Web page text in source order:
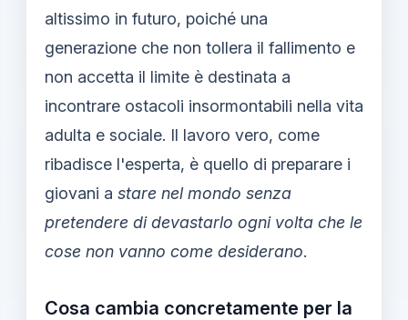
altissimo in futuro, poiché una
generazione che non tollera il fallimento e
non accetta il limite è destinata a
incontrare ostacoli insormontabili nella vita
adulta e sociale. Il lavoro vero, come
ribadisce l'esperta, è quello di preparare i
giovani a stare nel mondo senza
pretendere di devastarlo ogni volta che le
cose non vanno come desiderano.
Cosa cambia concretamente per la